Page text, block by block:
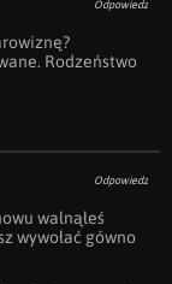
Odpowiedz
Rodzeństwo
Odpowiedz
walnąłeś
wywołać gówno